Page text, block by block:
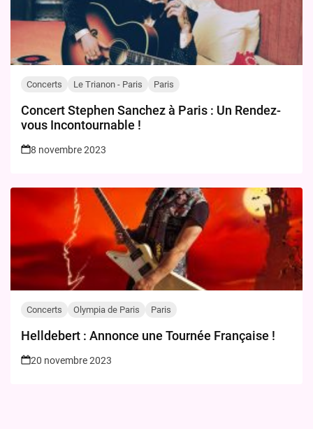
Concerts Le Trianon - Paris Paris
Concert Stephen Sanchez à Paris : Un Rendez-
vous Incontournable !
8 novembre 2023
Concerts Olympia de Paris Paris
Helldebert : Annonce une Tournée Française !
20 novembre 2023